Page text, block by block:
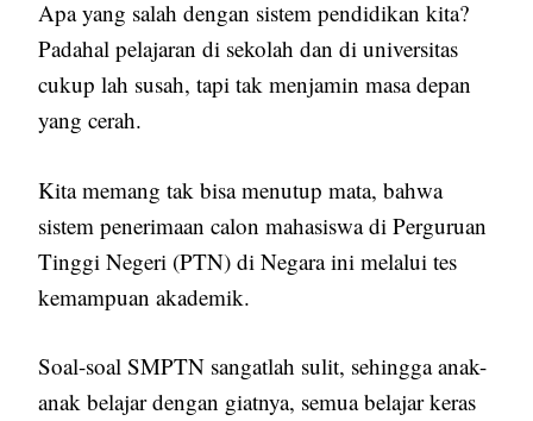
Apa yang salah dengan sistem pendidikan kita?
Padahal pelajaran di sekolah dan di universitas
cukup lah susah, tapi tak menjamin masa depan
yang cerah.
Kita memang tak bisa menutup mata, bahwa
sistem penerimaan calon mahasiswa di Perguruan
Tinggi Negeri (PTN) di Negara ini melalui tes
kemampuan akademik.
Soal-soal SMPTN sangatlah sulit, sehingga anak-
anak belajar dengan giatnya, semua belajar keras